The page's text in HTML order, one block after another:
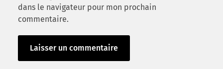
dans le navigateur pour mon prochain
commentaire.